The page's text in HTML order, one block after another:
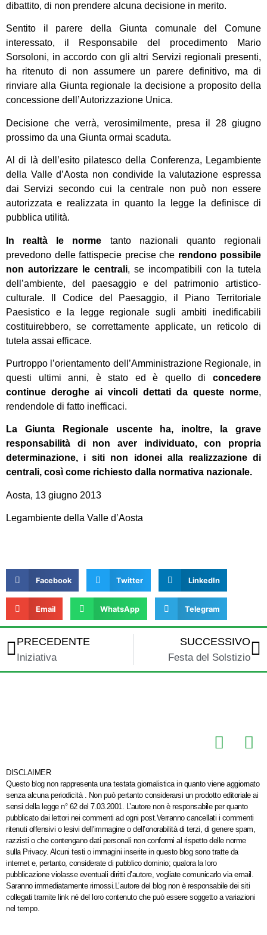
dibattito, di non prendere alcuna decisione in merito.
Sentito il parere della Giunta comunale del Comune
interessato, il Responsabile del procedimento Mario
Sorsoloni, in accordo con gli altri Servizi regionali presenti,
ha ritenuto di non assumere un parere definitivo, ma di
rinviare alla Giunta regionale la decisione a proposito della
concessione dell’Autorizzazione Unica.
Decisione che verrà, verosimilmente, presa il 28 giugno
prossimo da una Giunta ormai scaduta.
Al di là dell’esito pilatesco della Conferenza, Legambiente
della Valle d’Aosta non condivide la valutazione espressa
dai Servizi secondo cui la centrale non può non essere
autorizzata e realizzata in quanto la legge la definisce di
pubblica utilità.
In realtà le norme tanto nazionali quanto regionali
prevedono delle fattispecie precise che rendono possibile
non autorizzare le centrali, se incompatibili con la tutela
dell’ambiente, del paesaggio e del patrimonio artistico-
culturale. Il Codice del Paesaggio, il Piano Territoriale
Paesistico e la legge regionale sugli ambiti inedificabili
costituirebbero, se correttamente applicate, un reticolo di
tutela assai efficace.
Purtroppo l’orientamento dell’Amministrazione Regionale, in
questi ultimi anni, è stato ed è quello di concedere
continue deroghe ai vincoli dettati da queste norme,
rendendole di fatto inefficaci.
La Giunta Regionale uscente ha, inoltre, la grave
responsabilità di non aver individuato, con propria
determinazione, i siti non idonei alla realizzazione di
centrali, così come richiesto dalla normativa nazionale.
Aosta, 13 giugno 2013
Legambiente della Valle d’Aosta
Facebook Twitter LinkedIn
Email WhatsApp Telegram
PRECEDENTE
Iniziativa
SUCCESSIVO
Festa del Solstizio
DISCLAIMER
Questo blog non rappresenta una testata giornalistica in quanto viene aggiornato
senza alcuna periodicità . Non può pertanto considerarsi un prodotto editoriale ai
sensi della legge n° 62 del 7.03.2001. L’autore non è responsabile per quanto
pubblicato dai lettori nei commenti ad ogni post.Verranno cancellati i commenti
ritenuti offensivi o lesivi dell’immagine o dell’onorabilità di terzi, di genere spam,
razzisti o che contengano dati personali non conformi al rispetto delle norme
sulla Privacy. Alcuni testi o immagini inserite in questo blog sono tratte da
internet e, pertanto, considerate di pubblico dominio; qualora la loro
pubblicazione violasse eventuali diritti d’autore, vogliate comunicarlo via email.
Saranno immediatamente rimossi.L’autore del blog non è responsabile dei siti
collegati tramite link né del loro contenuto che può essere soggetto a variazioni
nel tempo.